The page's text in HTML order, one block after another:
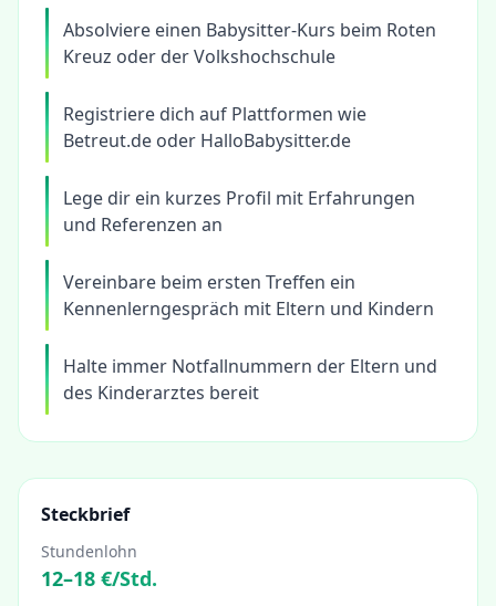
Absolviere einen Babysitter-Kurs beim Roten
Kreuz oder der Volkshochschule
Registriere dich auf Plattformen wie
Betreut.de oder HalloBabysitter.de
Lege dir ein kurzes Profil mit Erfahrungen
und Referenzen an
Vereinbare beim ersten Treffen ein
Kennenlerngespräch mit Eltern und Kindern
Halte immer Notfallnummern der Eltern und
des Kinderarztes bereit
Steckbrief
Stundenlohn
12–18 €/Std.